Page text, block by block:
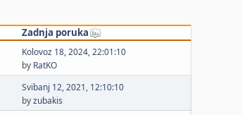
Zadnja poruka
Kolovoz 18, 2024, 22:01:10
by RatKO
Svibanj 12, 2021, 12:10:10
byzubakis